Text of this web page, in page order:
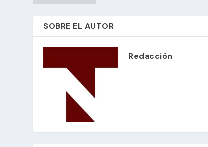
SOBRE EL AUTOR
Redacción